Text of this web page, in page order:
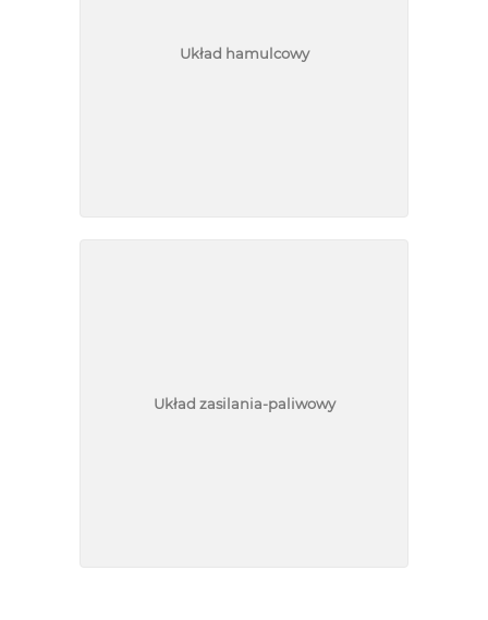
Układ hamulcowy
Układ zasilania-paliwowy